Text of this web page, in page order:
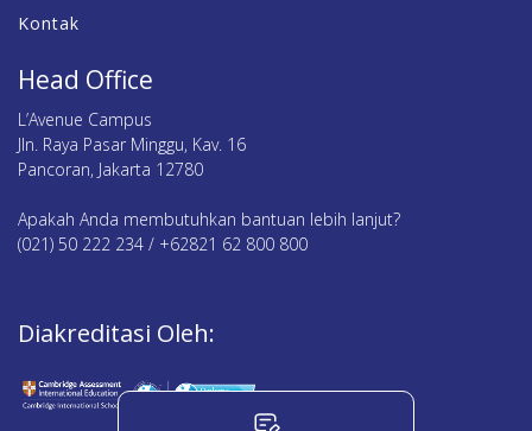
Kontak
Head Office
L’Avenue Campus
Jln. Raya Pasar Minggu, Kav. 16
Pancoran, Jakarta 12780
Apakah Anda membutuhkan bantuan lebih lanjut?
(021) 50 222 234 / +62821 62 800 800
Diakreditasi Oleh: